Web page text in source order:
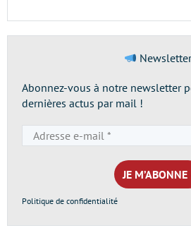
Abonnez-vous à notre newsletter
dernières actus par mail !
e-
mail
*
Politique de confidentialité